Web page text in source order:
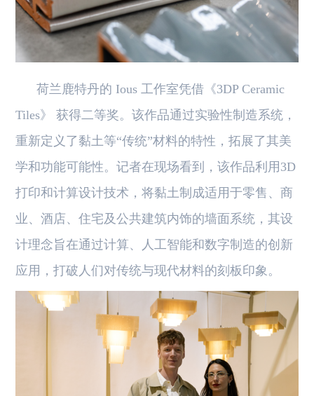
荷兰鹿特丹的 Ious 工作室凭借《3DP Ceramic
Tiles》 获得二等奖。该作品通过实验性制造系统，
重新定义了黏土等“传统”材料的特性，拓展了其美
学和功能可能性。记者在现场看到，该作品利用3D
打印和计算设计技术，将黏土制成适用于零售、商
业、酒店、住宅及公共建筑内饰的墙面系统，其设
计理念旨在通过计算、人工智能和数字制造的创新
应用，打破人们对传统与现代材料的刻板印象。